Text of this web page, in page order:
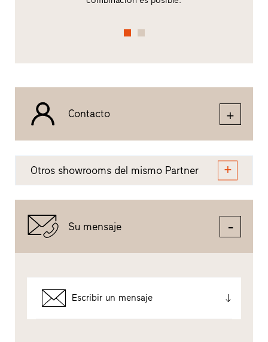
Contacto
Otros showrooms del mismo Partner
Su mensaje
Escribir un mensaje